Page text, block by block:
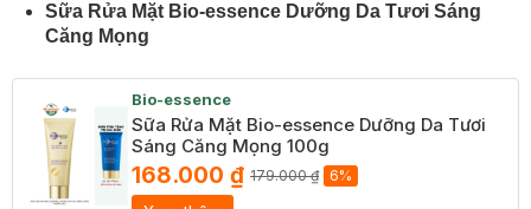
Sữa Rửa Mặt Bio-essence Dưỡng Da Tươi Sáng
Căng Mọng
Bio-essence
Sữa Rửa Mặt Bio-essence Dưỡng Da Tươi
Sáng Căng Mọng 100g
168.000 ₫ 179.000 ₫ 6%